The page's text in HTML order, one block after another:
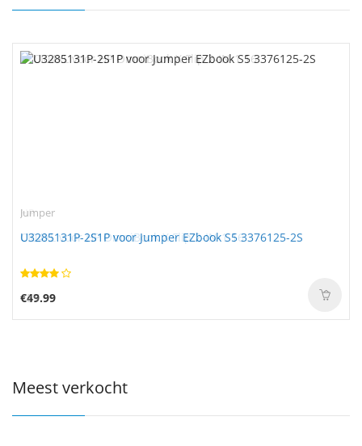
Jumper
U3285131P-2S1P voor Jumper EZbook S5 3376125-2S
€49.99
Meest verkocht